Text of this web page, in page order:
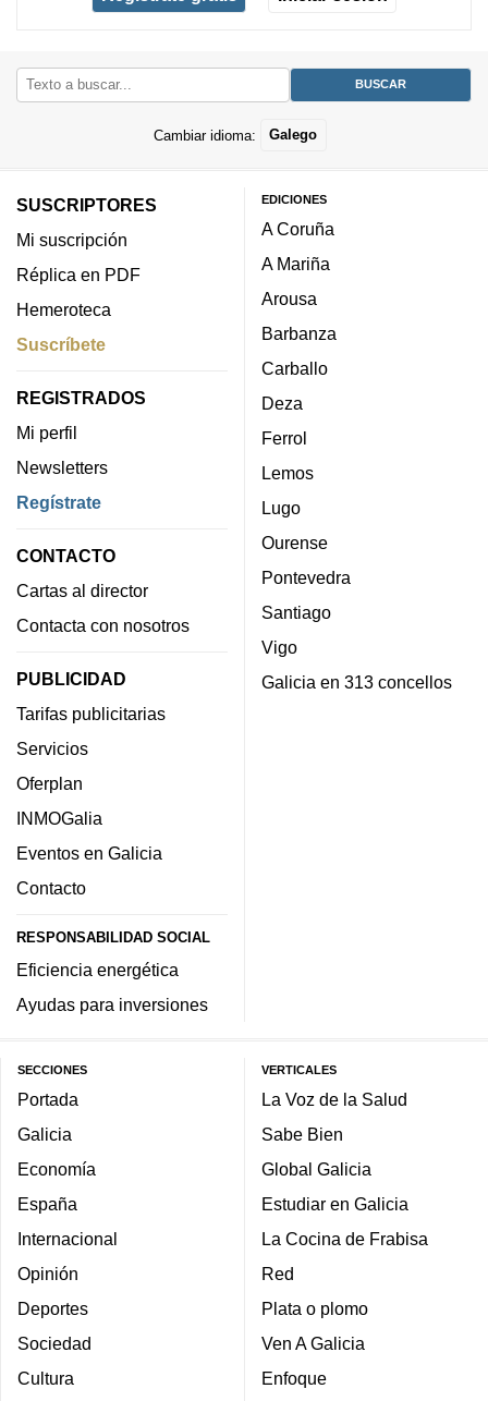
Cambiar idioma: Galego
SUSCRIPTORES
Mi suscripción
Réplica en PDF
Hemeroteca
Suscríbete
REGISTRADOS
Mi perfil
Newsletters
Regístrate
CONTACTO
Cartas al director
Contacta con nosotros
PUBLICIDAD
Tarifas publicitarias
Servicios
Oferplan
INMOGalia
Eventos en Galicia
Contacto
RESPONSABILIDAD SOCIAL
Eficiencia energética
Ayudas para inversiones
EDICIONES
A Coruña
A Mariña
Arousa
Barbanza
Carballo
Deza
Ferrol
Lemos
Lugo
Ourense
Pontevedra
Santiago
Vigo
Galicia en 313 concellos
SECCIONES
Portada
Galicia
Economía
España
Internacional
Opinión
Deportes
Sociedad
Cultura
VERTICALES
La Voz de la Salud
Sabe Bien
Global Galicia
Estudiar en Galicia
La Cocina de Frabisa
Red
Plata o plomo
Ven A Galicia
Enfoque